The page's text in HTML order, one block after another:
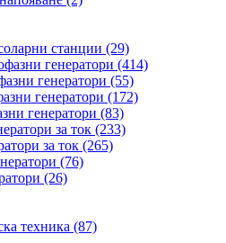
станции (29)
генератори (414)
генератори (55)
генератори (172)
генератори (83)
за ток (233)
за ток (265)
(76)
(26)
техника (87)